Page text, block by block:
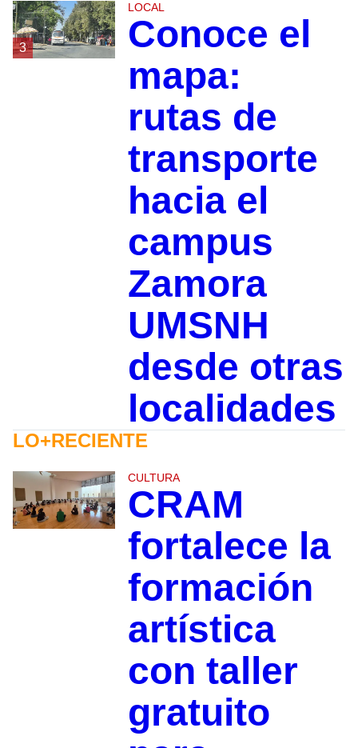
3
LOCAL
Conoce el
mapa:
rutas de
transporte
hacia el
campus
Zamora
UMSNH
desde otras
localidades
LO+RECIENTE
CULTURA
CRAM
fortalece la
formación
artística
con taller
gratuito